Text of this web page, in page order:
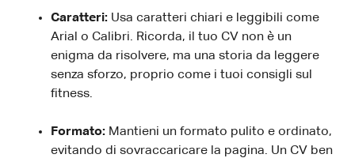
Caratteri: Usa caratteri chiari e leggibili come
Arial o Calibri. Ricorda, il tuo CV non è un
enigma da risolvere, ma una storia da leggere
senza sforzo, proprio come i tuoi consigli sul
fitness.
Formato: Mantieni un formato pulito e ordinato,
evitando di sovraccaricare la pagina. Un CV ben